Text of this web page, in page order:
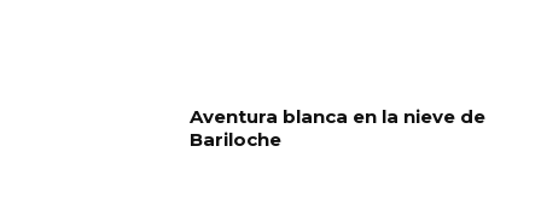
Aventura blanca en la nieve de
Bariloche